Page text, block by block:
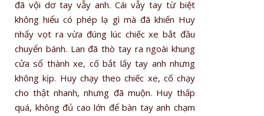
đã vội dơ tay vẫy anh. Cái vẫy tay từ biệt
không hiểu có phép lạ gì mà đã khiến Huy
nhẩy vọt ra vừa đúng lúc chiếc xe bắt đầu
chuyển bánh. Lan đã thò tay ra ngoài khung
cửa sổ thành xe, cố bắt lấy tay anh nhưng
không kịp. Huy chạy theo chiếc xe, cố chạy
cho thật nhanh, nhưng đã muộn. Huy thấp
quá, không đủ cao lớn để bàn tay anh chạm